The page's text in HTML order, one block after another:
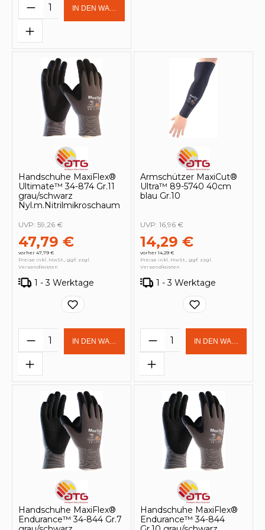
Produkt Anzahl: Gib den
IN DEN WARENKORB
Handschuhe MaxiFlex®
Ultimate™ 34-874 Gr.11
grau/schwarz
Nyl.m.Nitrilmikroschaum
47,79 €
vorher 47,79 €
UVP: 59,26 €
Preise inkl. MwSt., ggf. zzgl.
Versandkosten
1 - 3 Werktage
Produkt Anzahl: Gib den
IN DEN WARENKORB
Armschützer MaxiCut®
Ultra™ 89-5740 40cm
blau Gr.10
14,29 €
vorher 14,29 €
UVP: 16,96 €
Preise inkl. MwSt., ggf. zzgl.
Versandkosten
1 - 3 Werktage
Produkt Anzahl:
IN DEN
Handschuhe MaxiFlex®
Endurance™ 34-844 Gr.7
Handschuhe MaxiFlex®
Endurance™ 34-844